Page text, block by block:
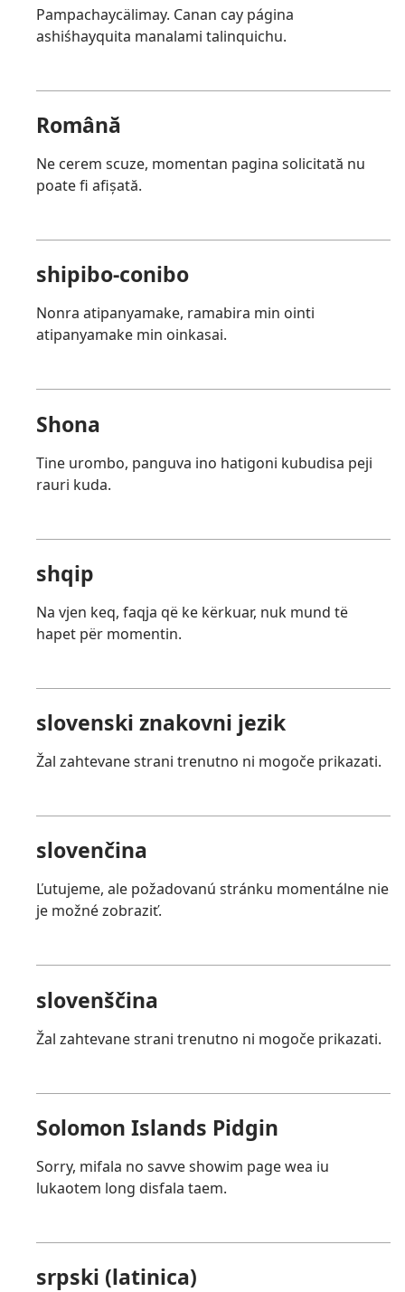
Pampachaycälimay. Canan cay página
ashiśhayquita manalami talinquichu.
Română
Ne cerem scuze, momentan pagina solicitată nu
poate fi afișată.
shipibo-conibo
Nonra atipanyamake, ramabira min ointi
atipanyamake min oinkasai.
Shona
Tine urombo, panguva ino hatigoni kubudisa peji
rauri kuda.
shqip
Na vjen keq, faqja që ke kërkuar, nuk mund të
hapet për momentin.
slovenski znakovni jezik
Žal zahtevane strani trenutno ni mogoče prikazati.
slovenčina
Ľutujeme, ale požadovanú stránku momentálne nie
je možné zobraziť.
slovenščina
Žal zahtevane strani trenutno ni mogoče prikazati.
Solomon Islands Pidgin
Sorry, mifala no savve showim page wea iu
lukaotem long disfala taem.
srpski (latinica)